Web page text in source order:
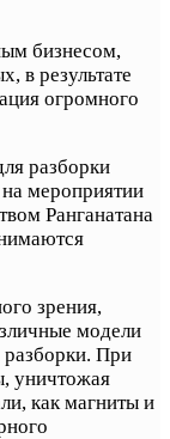
бизнесом,
в результате
огромного
разборки
мероприятии
Ранганатана
зрения,
модели
разборки. При
уничтожая
как магниты и